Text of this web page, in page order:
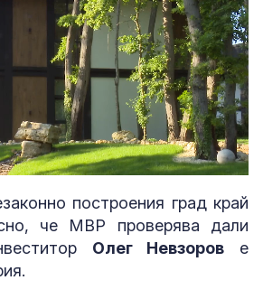
:
построения град край
че МВР проверява дали
Олег Невзоров е